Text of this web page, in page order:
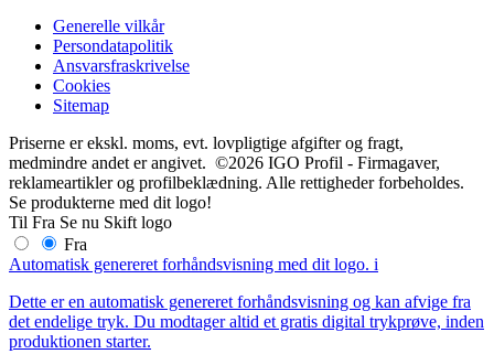
Generelle vilkår
Persondatapolitik
Ansvarsfraskrivelse
Cookies
Sitemap
Priserne er ekskl. moms, evt. lovpligtige afgifter og fragt,
medmindre andet er angivet. ©2026 IGO Profil - Firmagaver,
reklameartikler og profilbeklædning. Alle rettigheder forbeholdes.
Se produkterne med dit logo!
Til Fra Se nu Skift logo
Fra
Automatisk genereret forhåndsvisning med dit logo. i
Dette er en automatisk genereret forhåndsvisning og kan afvige fra
det endelige tryk. Du modtager altid et gratis digital trykprøve, inden
produktionen starter.